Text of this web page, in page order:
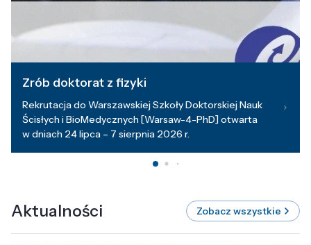
Zrób doktorat z fizyki
Rekrutacja do Warszawskiej Szkoły Doktorskiej Nauk
Ścisłych i BioMedycznych [Warsaw-4-PhD] otwarta
w dniach 24 lipca – 7 sierpnia 2026 r.
Aktualności Zobacz wszystkie